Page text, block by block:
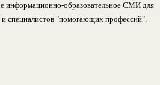
информационно-образовательное СМИ для
специалистов "помогающих профессий".